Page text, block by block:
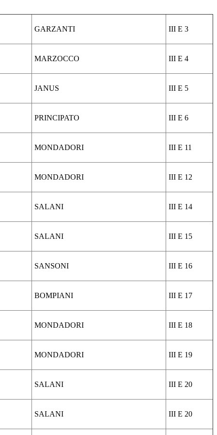
GARZANTI III E 3
MARZOCCO III E 4
JANUS III E 5
PRINCIPATO III E 6
MONDADORI III E 11
MONDADORI III E 12
SALANI III E 14
SALANI III E 15
SANSONI III E 16
BOMPIANI III E 17
MONDADORI III E 18
MONDADORI III E 19
SALANI III E 20
SALANI III E 20